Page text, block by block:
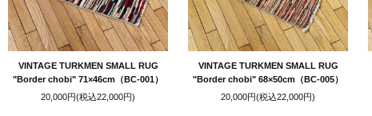
VINTAGE TURKMEN SMALL RUG
"Border chobi" 71×46cm（BC-001）
20,000円(税込22,000円)
VINTAGE TURKMEN SMALL RUG
"Border chobi" 68×50cm（BC-005）
20,000円(税込22,000円)